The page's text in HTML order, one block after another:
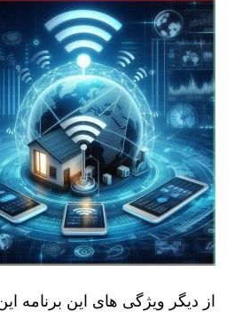
از دیگر ویژگی های این برنامه